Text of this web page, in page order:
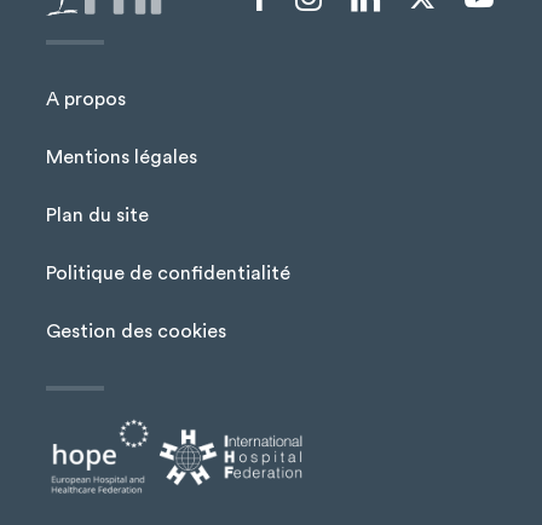
Menu Pied de page
A propos
Mentions légales
Plan du site
Politique de confidentialité
Gestion des cookies
Menu liens sociaux